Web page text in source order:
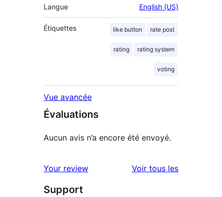
Langue English (US)
Étiquettes like button rate post
rating rating system
voting
Vue avancée
Évaluations
Aucun avis n’a encore été envoyé.
Your review Voir tous lesavis
Support